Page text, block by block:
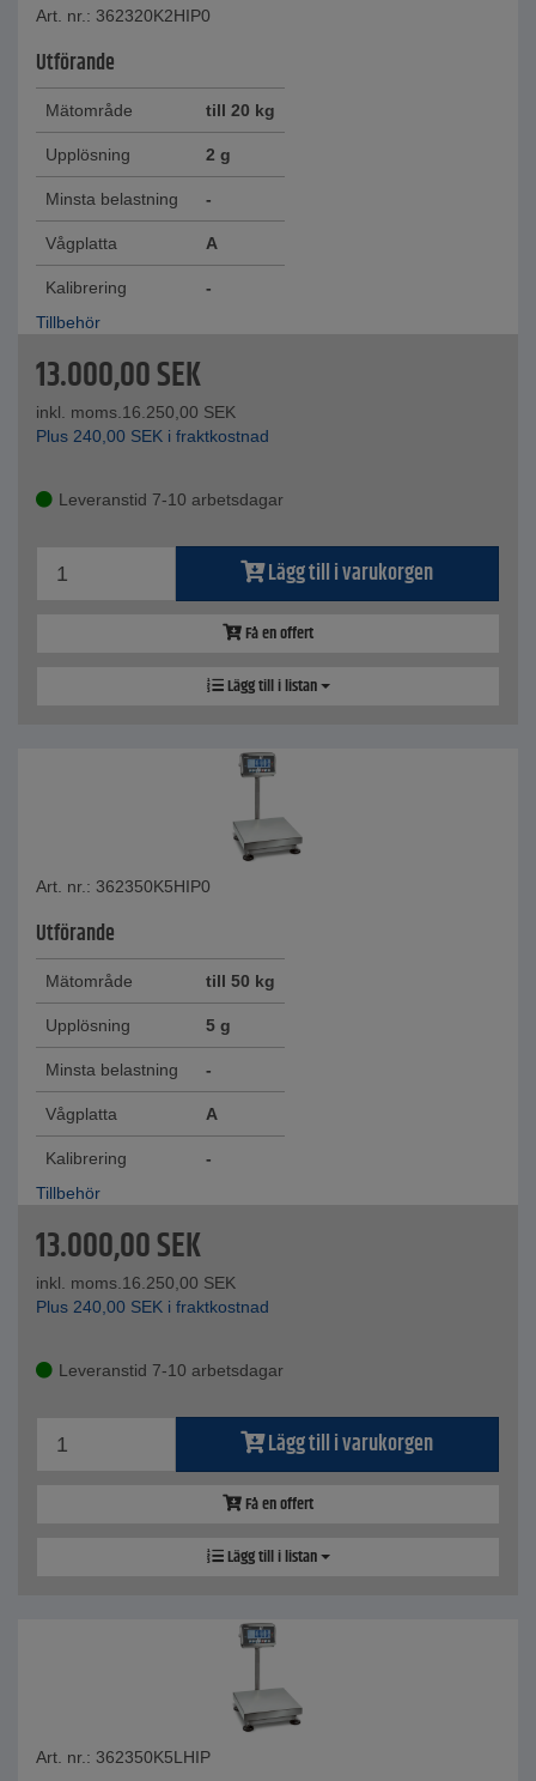
Art. nr.: 362320K2HIP0
Utförande
Mätområde till 20 kg
Upplösning 2 g
Minsta belastning -
Vågplatta A
Kalibrering
-
Tillbehör
13.000,00SEK
inkl. moms.16.250,00 SEK
Plus 240,00 SEK i fraktkostnad
Leveranstid 7-10 arbetsdagar
Lägg till i varukorgen
Få en offert
Lägg till i listan
Art. nr.: 362350K5HIP0
Utförande
Mätområde till 50 kg
Upplösning 5 g
Minsta belastning -
Vågplatta A
Kalibrering
-
Tillbehör
13.000,00SEK
inkl. moms.16.250,00 SEK
Plus 240,00 SEK i fraktkostnad
Leveranstid 7-10 arbetsdagar
Lägg till i varukorgen
Få en offert
Lägg till i listan
Art. nr.: 362350K5LHIP